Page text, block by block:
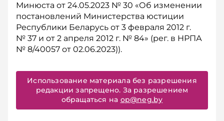
Минюста от 24.05.2023 № 30 «Об изменении
постановлений Министерства юстиции
Республики Беларусь от 3 февраля 2012 г.
№ 37 и от 2 апреля 2012 г. № 84» (рег. в НРПА
№ 8/40057 от 02.06.2023)).
Использование материала без разрешения
редакции запрещено. За разрешением
обращаться на op@neg.by